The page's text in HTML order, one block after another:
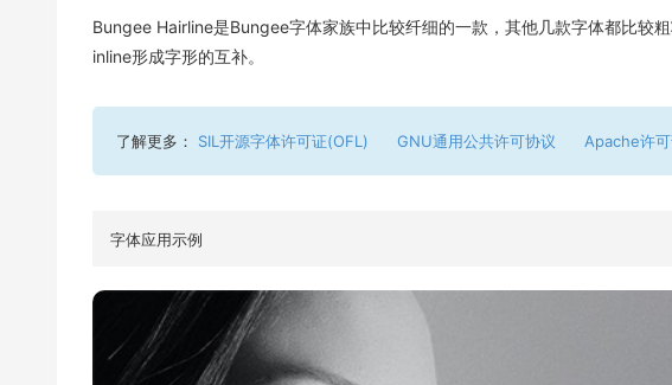
Bungee Hairline是Bungee字体家族中比较纤细的一款，其他几款字体都比较
inline形成字形的互补。
了解更多： SIL开源字体许可证(OFL) GNU通用公共许可协议 Apache许
字体应用示例